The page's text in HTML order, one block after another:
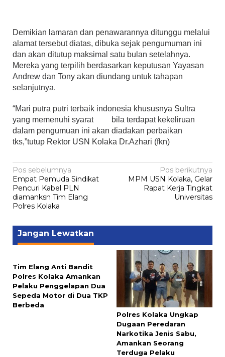
Demikian lamaran dan penawarannya ditunggu melalui
alamat tersebut diatas, dibuka sejak pengumuman ini
dan akan ditutup maksimal satu bulan setelahnya.
Mereka yang terpilih berdasarkan keputusan Yayasan
Andrew dan Tony akan diundang untuk tahapan
selanjutnya.
“Mari putra putri terbaik indonesia khususnya Sultra
yang memenuhi syarat bila terdapat kekeliruan
dalam pengumuan ini akan diadakan perbaikan
tks,”tutup Rektor USN Kolaka Dr.Azhari (fkn)
Navigasi
pos
Pos sebelumnya
Empat Pemuda Sindikat
Pencuri Kabel PLN
diamanksn Tim Elang
Polres Kolaka
Pos berikutnya
MPM USN Kolaka, Gelar
Rapat Kerja Tingkat
Universitas
Jangan Lewatkan
Tim Elang Anti Bandit
Polres Kolaka Amankan
Pelaku Penggelapan Dua
Sepeda Motor di Dua TKP
Berbeda
Polres Kolaka Ungkap
Dugaan Peredaran
Narkotika Jenis Sabu,
Amankan Seorang
Terduga Pelaku